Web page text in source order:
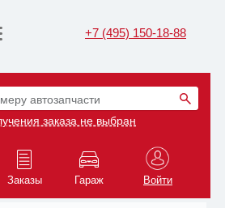
+7 (495) 150-18-88
автозапчасти
заказа не выбран
Заказы Гараж Войти